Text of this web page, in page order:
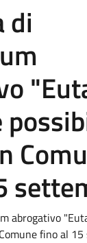
di
abrogativo
fino al